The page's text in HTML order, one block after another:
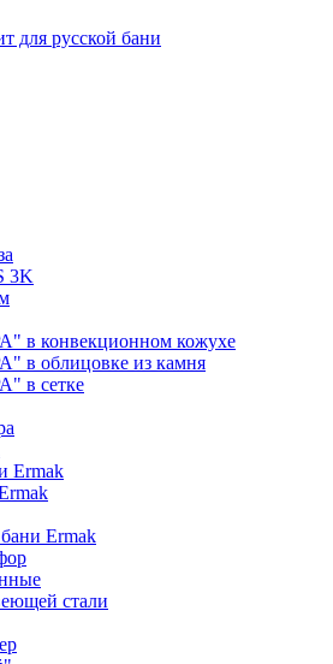
для русской бани
3K
в конвекционном кожухе
в облицовке из камня
в сетке
Ermak
Ermak
стали